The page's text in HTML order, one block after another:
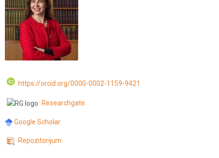
https://orcid.org/0000-0002-1159-9421
Researchgate
Google Scholar
Repozitorijum